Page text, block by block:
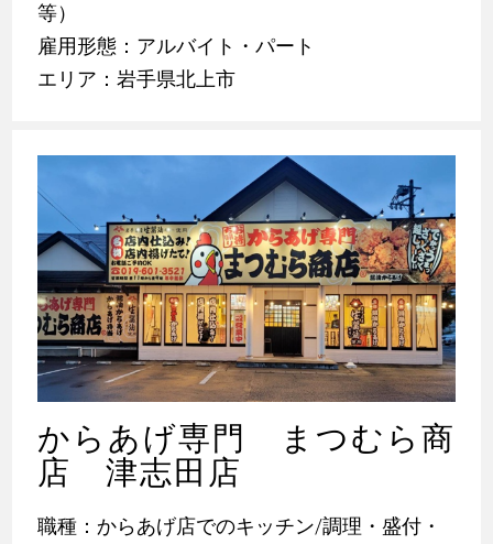
等）
雇用形態：アルバイト・パート
エリア：岩手県北上市
からあげ専門 まつむら商
店 津志田店
職種：からあげ店でのキッチン/調理・盛付・